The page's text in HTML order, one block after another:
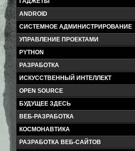
ANDROID
СИСТЕМНОЕ АДМИНИСТРИРОВАНИЕ
УПРАВЛЕНИЕ ПРОЕКТАМИ
PYTHON
РАЗРАБОТКА
ИСКУССТВЕННЫЙ ИНТЕЛЛЕКТ
OPEN SOURCE
БУДУЩЕЕ ЗДЕСЬ
ВЕБ-РАЗРАБОТКА
КОСМОНАВТИКА
РАЗРАБОТКА ВЕБ-САЙТОВ